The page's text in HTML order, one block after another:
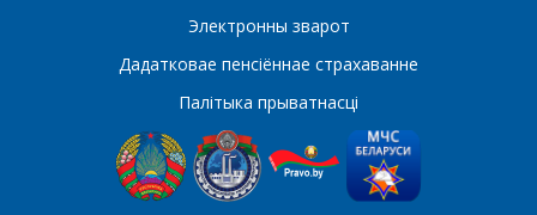
Электронны зварот
Дадатковае пенсіённае страхаванне
Палітыка прыватнасці